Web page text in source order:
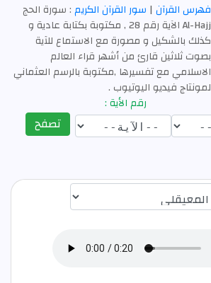
فهرس القرآن | سور القرآن الكريم: سورة الحج
Al-Hajj الآية رقم 28 , مكتوبة بكتابة عادية و
كذلك بالشكيل و مصورة مع الاستماع للآية
بصوت ثلاثين قارئ من أشهر قراء العالم
الاسلامي مع تفسيرها ,مكتوبة بالرسم العثماني
لمونتاج فيديو اليوتيوب .
رقم الأية :
تصفح